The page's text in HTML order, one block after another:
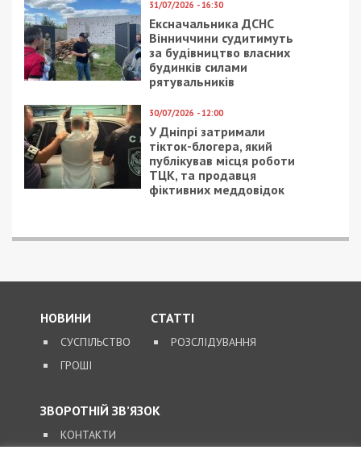
Facebook
Telegram
Twitter
WhatsApp
ViberEmail
Категории:Суспільство| Метки:война с
Россией
Рекламні блоки дають нам змогу
залишатися незалежними ЗМІ, а вам -
отримувати найсвіжіші новини під ними.
Приєднуйтесь також до 49000 в Google News. Слідкуйте
за останніми новинами!
Читайте також
Предыдущая статья:
Дніпрян просять допомогти купити
Статус УБД получат не все участники